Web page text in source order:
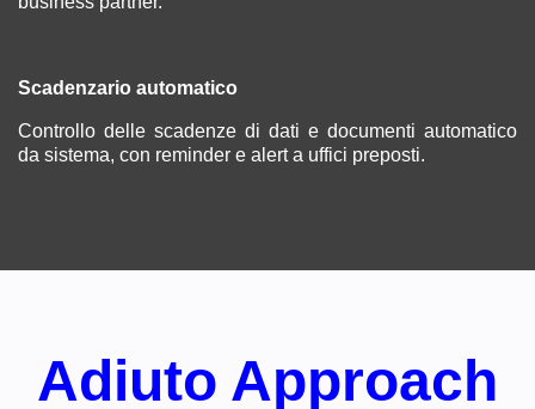
Scadenzario automatico
Controllo delle scadenze di dati e documenti automatico
da sistema, con reminder e alert a uffici preposti.
Adiuto Approach